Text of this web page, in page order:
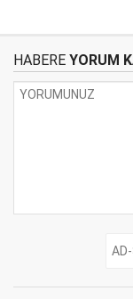
HABERE YORUM